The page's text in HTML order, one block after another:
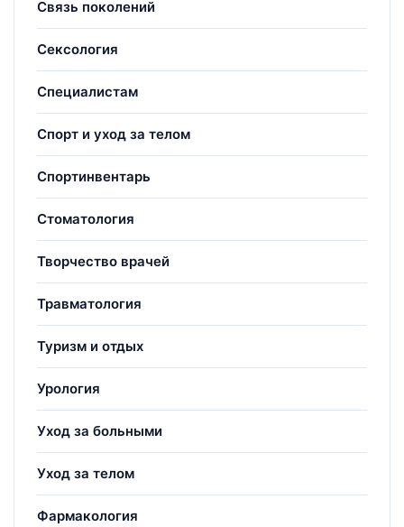
Связь поколений
Сексология
Специалистам
Спорт и уход за телом
Спортинвентарь
Стоматология
Творчество врачей
Травматология
Туризм и отдых
Урология
Уход за больными
Уход за телом
Фармакология